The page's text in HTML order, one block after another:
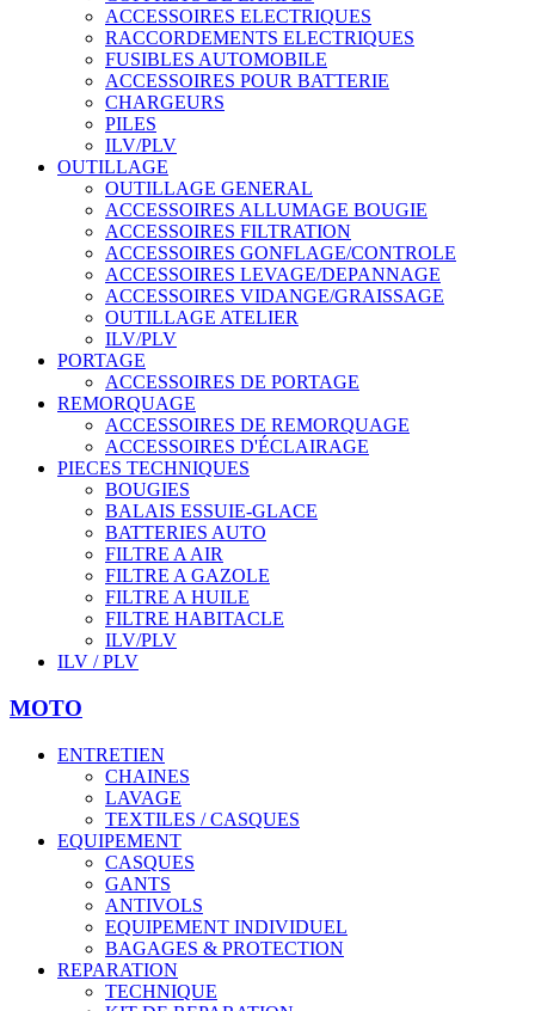
ACCESSOIRES ELECTRIQUES
RACCORDEMENTS ELECTRIQUES
FUSIBLES AUTOMOBILE
ACCESSOIRES POUR BATTERIE
CHARGEURS
PILES
ILV/PLV
OUTILLAGE
OUTILLAGE GENERAL
ACCESSOIRES ALLUMAGE BOUGIE
ACCESSOIRES FILTRATION
ACCESSOIRES GONFLAGE/CONTROLE
ACCESSOIRES LEVAGE/DEPANNAGE
ACCESSOIRES VIDANGE/GRAISSAGE
OUTILLAGE ATELIER
ILV/PLV
PORTAGE
ACCESSOIRES DE PORTAGE
REMORQUAGE
ACCESSOIRES DE REMORQUAGE
ACCESSOIRES D'ÉCLAIRAGE
PIECES TECHNIQUES
BOUGIES
BALAIS ESSUIE-GLACE
BATTERIES AUTO
FILTRE A AIR
FILTRE A GAZOLE
FILTRE A HUILE
FILTRE HABITACLE
ILV/PLV
ILV / PLV
MOTO
ENTRETIEN
CHAINES
LAVAGE
TEXTILES / CASQUES
EQUIPEMENT
CASQUES
GANTS
ANTIVOLS
EQUIPEMENT INDIVIDUEL
BAGAGES & PROTECTION
REPARATION
TECHNIQUE